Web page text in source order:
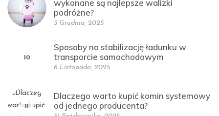
9
wykonane są najlepsze walizki
podróżne?
5 Grudnia, 2025
10
Sposoby na stabilizację ładunku w
transporcie samochodowym
6 Listopada, 2025
11
Dlaczego warto kupić komin systemowy
od jednego producenta?